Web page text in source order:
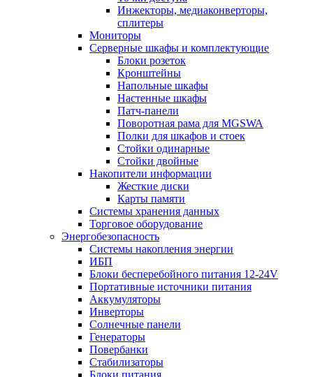
Инжекторы, медиаконверторы,
сплитеры
Мониторы
Серверные шкафы и комплектующие
Блоки розеток
Кронштейны
Напольные шкафы
Настенные шкафы
Патч-панели
Поворотная рама для MGSWA
Полки для шкафов и стоек
Стойки одинарные
Стойки двойные
Накопители информации
Жесткие диски
Карты памяти
Системы хранения данных
Торговое оборудование
Энергобезопасность
Системы накопления энергии
ИБП
Блоки бесперебойного питания 12-24V
Портативные источники питания
Аккумуляторы
Инверторы
Солнечные панели
Генераторы
Повербанки
Стабилизаторы
Блоки питания